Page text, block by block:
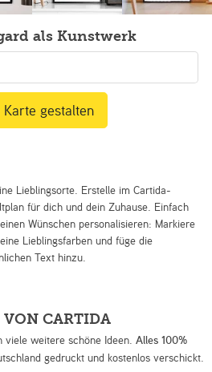
als Kunstwerk
Lieblingsorte. Erstelle im Cartida-
für dich und dein Zuhause. Einfach
Wünschen personalisieren: Markiere
Lieblingsfarben und füge die
Text hinzu.
gestalten
VON CARTIDA
viele weitere schöne Ideen. Alles 100%
gedruckt und kostenlos verschickt.